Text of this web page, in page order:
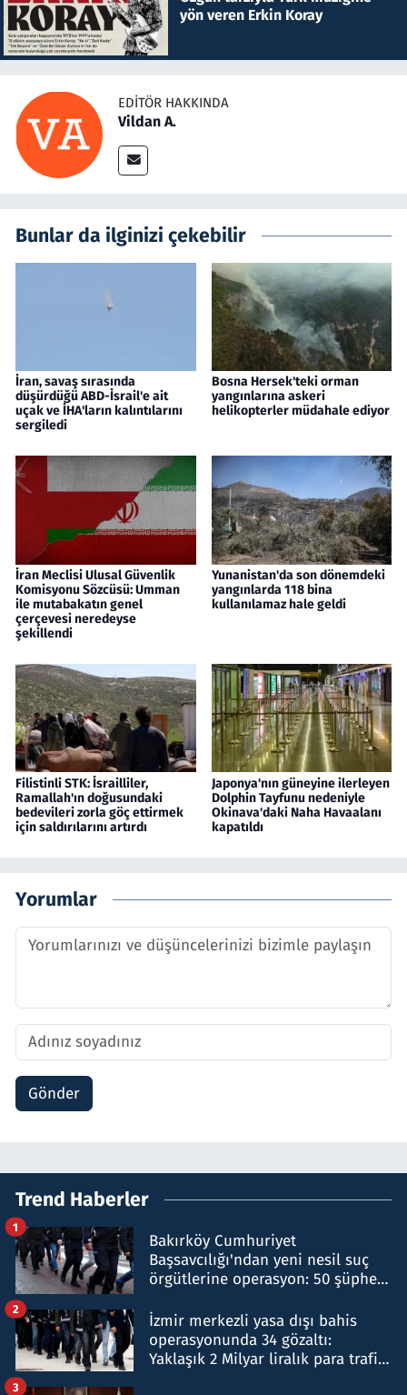
yön veren Erkin Koray
EDITÖR HAKKINDA
Vildan A.
Bunlar da ilginizi çekebilir
İran, savaş sırasında
düşürdüğü ABD-İsrail'e ait
uçak ve İHA'ların kalıntılarını
sergiledi
Bosna Hersek'teki orman
yangınlarına askeri
helikopterler müdahale ediyor
İran Meclisi Ulusal Güvenlik
Komisyonu Sözcüsü: Umman
ile mutabakatın genel
çerçevesi neredeyse
şekillendi
Yunanistan'da son dönemdeki
yangınlarda 118 bina
kullanılamaz hale geldi
Filistinli STK: İsrailliler,
Ramallah'ın doğusundaki
bedevileri zorla göç ettirmek
için saldırılarını artırdı
Japonya'nın güneyine ilerleyen
Dolphin Tayfunu nedeniyle
Okinava'daki Naha Havaalanı
kapatıldı
Yorumlar
Gönder
Trend Haberler
Bakırköy Cumhuriyet
Başsavcılığı'ndan yeni nesil suç
örgütlerine operasyon: 50 şüpheli
1
İzmir merkezli yasa dışı bahis
operasyonunda 34 gözaltı:
Yaklaşık 2 Milyar liralık para trafiği
2
3